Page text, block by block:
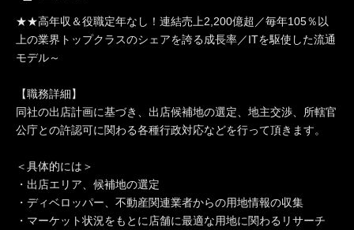
★★高年収＆役職定年なし！連結売上2,200億超／毎年105％以
上の業界トップクラスのシェアを誇る成長率／ITを駆使した流通
モデル～
【職務詳細】
同社の出店計画に基づき、出店候補地の選定、地主交渉、所轄官
公庁との許認可に関わる各種行政対応などを行って頂きます。
＜具体的には＞
・出店エリア、候補地の選定
・ディベロッパー、不動産関連業者からの用地情報の収集
・マーケット状況をもとに店舗に最適な用地に関わるリサーチ